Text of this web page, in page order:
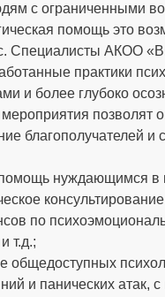
с ограниченными
помощь это
Специалисты АКОО
практики
и более глубоко
позволят
благополучателей и
нуждающимся в
по
т.д.;
общедоступных
и панических атак,